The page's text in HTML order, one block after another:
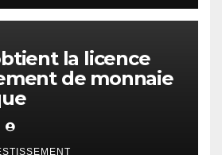
la licence
de monnaie